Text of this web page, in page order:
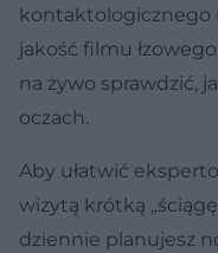
kontaktologicznego
jakość filmu
na żywo sprawdzić,
oczach.
Aby ułatwić
wizytą krótką
dziennie planujesz